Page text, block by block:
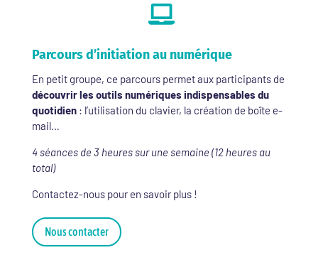

Parcours d’initiation au numérique
En petit groupe, ce parcours permet aux participants de
découvrir les outils numériques indispensables du
quotidien: l’utilisation du clavier, la création de boîte e-
mail…
4 séances de 3 heures sur une semaine (12 heures au
total)
Contactez-nous pour en savoir plus !
Nous contacter